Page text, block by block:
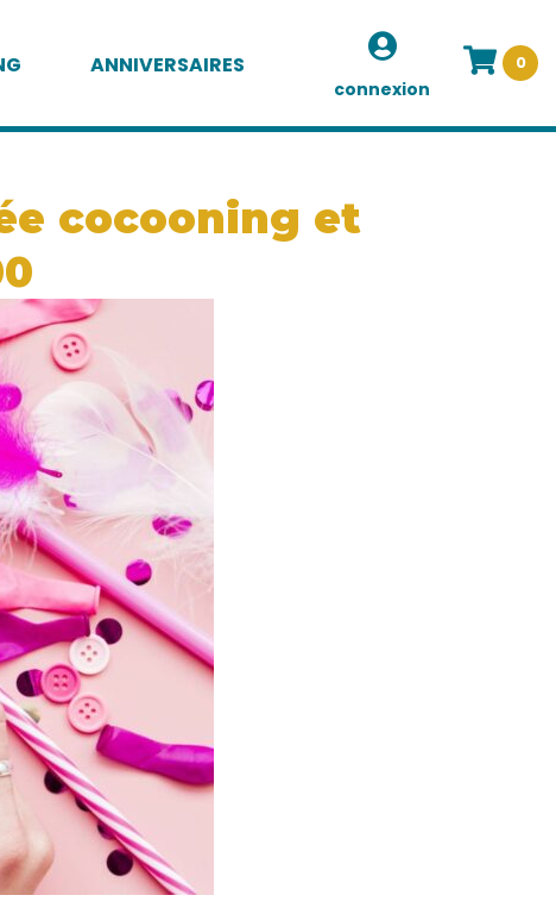
ANNIVERSAIRES
connexion
0
cocooning et